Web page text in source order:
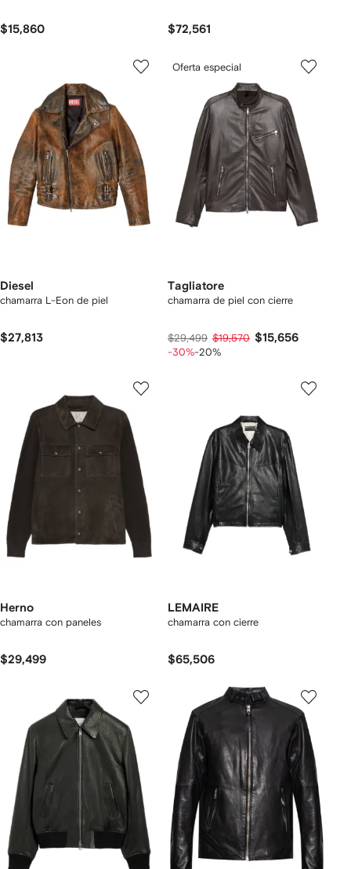
$15,860 $72,561
Diesel
chamarra L-Eon de piel
$27,813
Oferta especial
Tagliatore
chamarra de piel con cierre
$29,499 $19,570 $15,656
-30%-20%
Herno
chamarra con paneles
$29,499
LEMAIRE
chamarra con cierre
$65,506